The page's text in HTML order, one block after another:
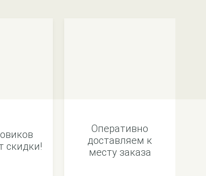
скидки!
Оперативно
доставляем к
месту заказа